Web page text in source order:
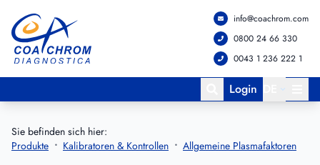
Zum Hauptmenü springen
Zum Hauptinhalt springen
info@coachrom.com
0800 24 66 330
0043 1 236 222 1
Login
Sie befinden sich hier:
Produkte
Kalibratoren & Kontrollen Allgemeine Plasmafaktoren